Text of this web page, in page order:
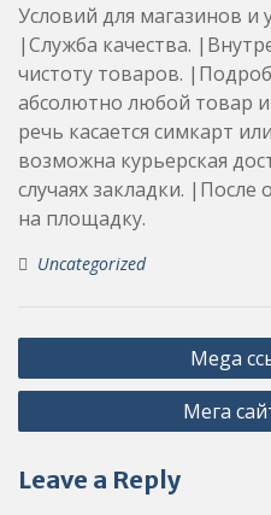
Условий для магазинов и
|Служба качества.
чистоту товаров.
абсолютно любой товар
речь касается симкарт
возможна курьерская
случаях закладки. |После
на площадку.
Uncategorized
Post
navigation
Mega
Мега
Leave a Reply